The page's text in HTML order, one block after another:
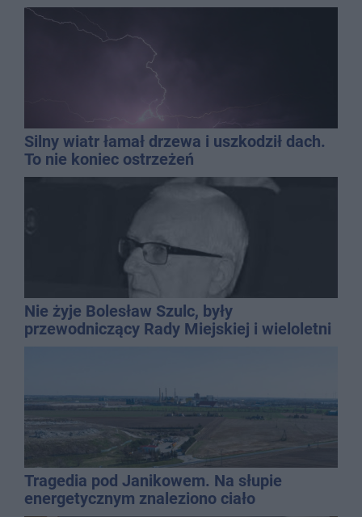
Silny wiatr łamał drzewa i uszkodził dach.
To nie koniec ostrzeżeń
Nie żyje Bolesław Szulc, były
przewodniczący Rady Miejskiej i wieloletni
Tragedia pod Janikowem. Na słupie
energetycznym znaleziono ciało